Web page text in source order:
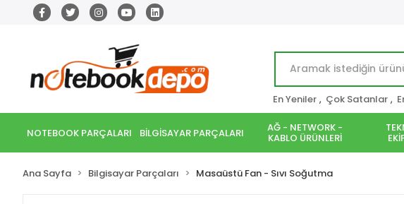
En Yeniler , Çok Satanlar ,
NOTEBOOK PARÇALARI BİLGİSAYAR PARÇALARI AĞ - NETWORK -
KABLO ÜRÜNLERİ
Ana Sayfa Bilgisayar Parçaları Masaüstü Fan - Sıvı Soğutma